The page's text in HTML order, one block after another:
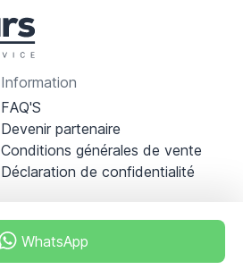
WhatsApp
Information
FAQ'S
Devenir partenaire
Conditions générales de vente
Déclaration de confidentialité